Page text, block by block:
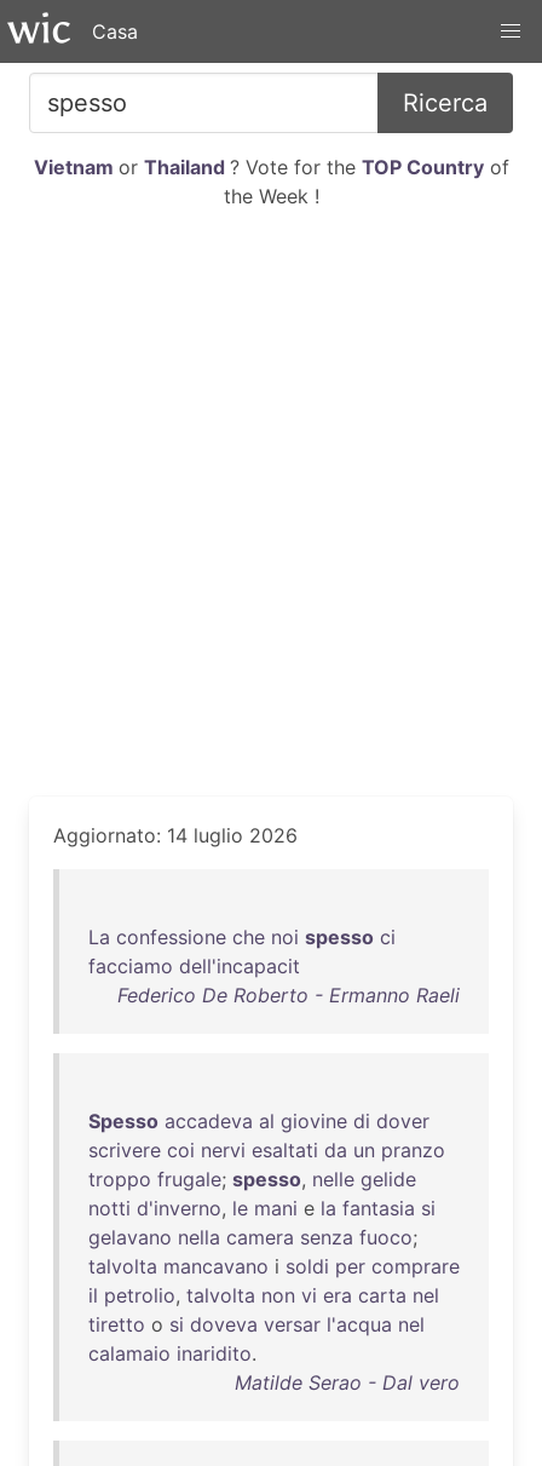
Casa
Ricerca
Vietnam or Thailand ? Vote for the TOP Countryof
the Week !
Aggiornato: 14 luglio 2026
La confessione che noi spesso ci
facciamo dell'incapacit
Federico De Roberto - Ermanno Raeli
Spesso accadeva al giovine di dover
scrivere coi nervi esaltati da un pranzo
troppo frugale; spesso, nelle gelide
notti d'inverno, le mani e la fantasia si
gelavano nella camera senza fuoco;
talvolta mancavano i soldi per comprare
il petrolio, talvolta non vi era carta nel
tiretto o si doveva versar l'acqua nel
calamaio inaridito.
Matilde Serao - Dal vero